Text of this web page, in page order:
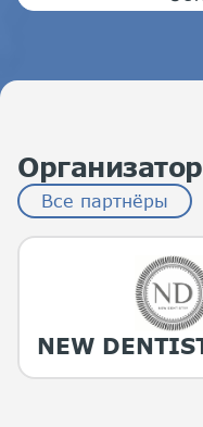
Все партнёры
NEW